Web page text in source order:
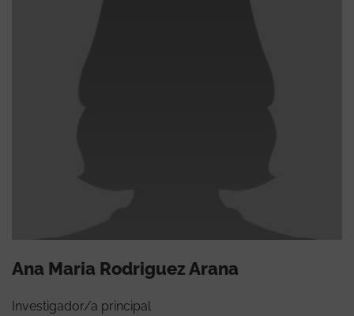
Ana Maria Rodriguez Arana
Investigador/a principal